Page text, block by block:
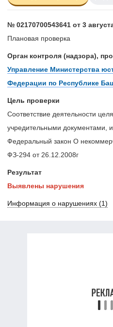
№ 02170700543641 от 3
Плановая проверка
Орган контроля (надзора),
Управление Министерства
Федерации по Республике
Цель проверки
Соответствие деятельности
учредительными документами, и
Федеральный закон О
ФЗ-294 от 26.12.2008г
Результат
Выявлены нарушения
Информация о нарушениях (1)